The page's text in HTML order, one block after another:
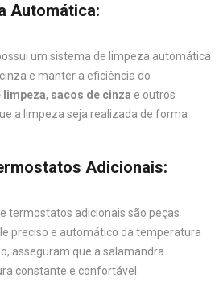
Automática:
um sistema de limpeza automática
e manter a eficiência do
limpeza, sacos de cinza e outros
a limpeza seja realizada de forma
Adicionais:
termostatos adicionais são peças
preciso e automático da temperatura
asseguram que a salamandra
constante e confortável.